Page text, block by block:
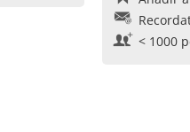
< 1000